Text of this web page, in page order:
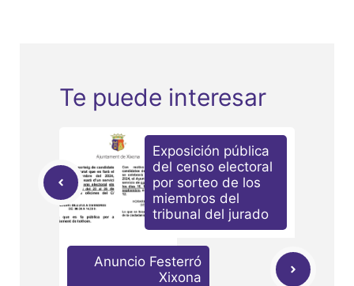
Te puede interesar
Exposición pública
del censo electoral
por sorteo de los
miembros del
tribunal del jurado
Anuncio Festerró
Xixona